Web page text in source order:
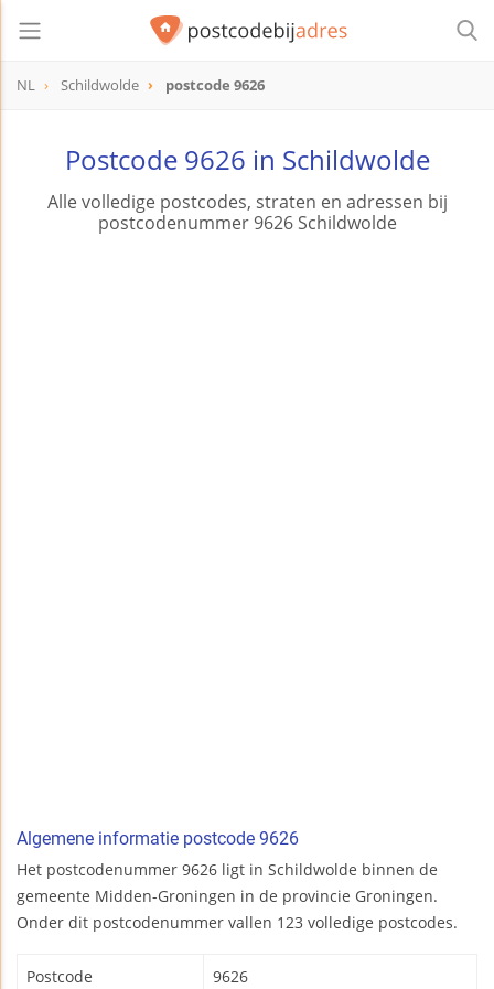
NL Schildwolde postcode 9626
Postcode 9626 in Schildwolde
Alle volledige postcodes, straten en adressen bij
postcodenummer 9626 Schildwolde
Algemene informatie postcode 9626
Het postcodenummer 9626 ligt in Schildwolde binnen de
gemeente Midden-Groningen in de provincie Groningen.
Onder dit postcodenummer vallen 123 volledige postcodes.
Postcode 9626